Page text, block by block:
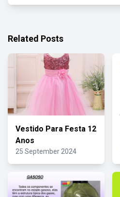
Related Posts
Vestido Para Festa 12
Anos
25 September 2024